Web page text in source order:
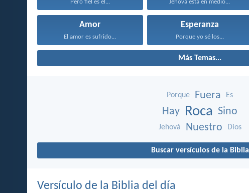
Pero fiel es el... Jehová está en medio...
Amor
El amor es sufrido...
Esperanza
Porque yo sé los...
Más Temas...
Porque Fuera Es
Hay Roca Sino
Jehová Nuestro Dios
Buscar versículos de la Biblia
Versículo de la Biblia del día